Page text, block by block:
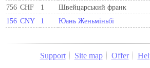
756 CHF 1 Швейцарський франк
156 CNY 1 Юань Женьміньбі
Support Site map Offer